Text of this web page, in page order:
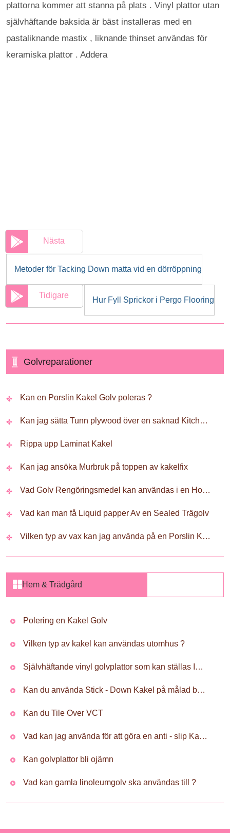
plattorna kommer att stanna på plats . Vinyl plattor utan
självhäftande baksida är bäst installeras med en
pastaliknande mastix , liknande thinset användas för
keramiska plattor . Addera
Nästa
Metoder för Tacking Down matta vid en dörröppning
Tidigare
Hur Fyll Sprickor i Pergo Flooring
Golvreparationer
Kan en Porslin Kakel Golv poleras ?
Kan jag sätta Tunn plywood över en saknad Kitchen Floor Vinyl Tile
Rippa upp Laminat Kakel
Kan jag ansöka Murbruk på toppen av kakelfix
Vad Golv Rengöringsmedel kan användas i en Hoover FloorMate
Vad kan man få Liquid papper Av en Sealed Trägolv
Vilken typ av vax kan jag använda på en Porslin Kakel Golv
Hem & Trädgård
Polering en Kakel Golv
Vilken typ av kakel kan användas utomhus ?
Självhäftande vinyl golvplattor som kan ställas Injekterad
Kan du använda Stick - Down Kakel på målad betong ?
Kan du Tile Over VCT
Vad kan jag använda för att göra en anti - slip Kakel Golv
Kan golvplattor bli ojämn
Vad kan gamla linoleumgolv ska användas till ?